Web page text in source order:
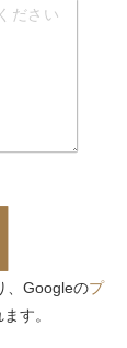
、Googleのプ
す。